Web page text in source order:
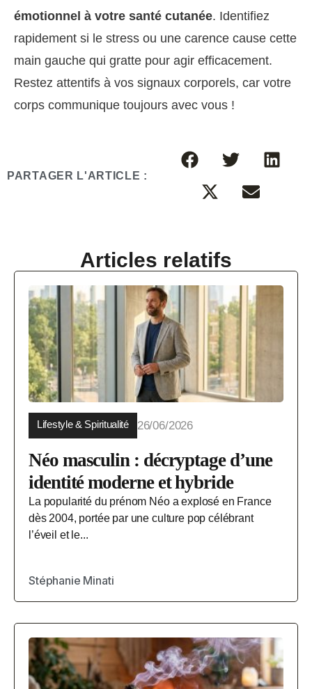
émotionnel à votre santé cutanée. Identifiez
rapidement si le stress ou une carence cause cette
main gauche qui gratte pour agir efficacement.
Restez attentifs à vos signaux corporels, car votre
corps communique toujours avec vous !
PARTAGER L'ARTICLE :
Articles relatifs
Lifestyle & Spiritualité 26/06/2026
Néo masculin : décryptage d’une
identité moderne et hybride
La popularité du prénom Néo a explosé en France
dès 2004, portée par une culture pop célébrant
l’éveil et le...
Stéphanie Minati